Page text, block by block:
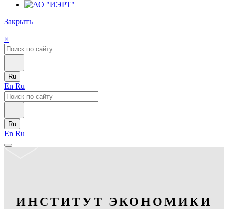
Закрыть
×
Ru
En Ru
Ru
En Ru
ИНСТИТУТ ЭКОНОМИКИ